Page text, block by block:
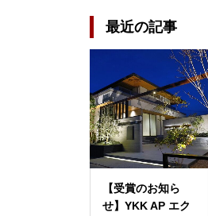
最近の記事
【受賞のお知ら
せ】YKK AP エク